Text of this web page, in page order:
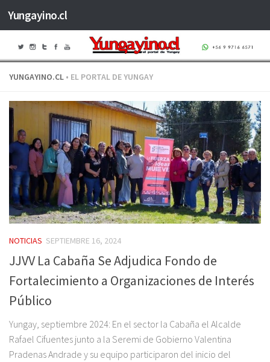
Saltar al contenido
Yungayino.cl
YUNGAYINO.CL • EL PORTAL DE YUNGAY
NOTICIAS SEPTIEMBRE 16, 2024
JJVV La Cabaña Se Adjudica Fondo de
Fortalecimiento a Organizaciones de Interés
Público
Yungay, septiembre 2024: En el sector la Cabaña el Alcalde
Rafael Cifuentes junto a la Seremi de Gobierno Valentina
Pradenas Andrade y su equipo participaron del inicio del